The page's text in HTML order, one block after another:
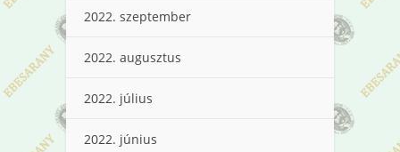
2022. szeptember
2022. augusztus
2022. július
2022. június